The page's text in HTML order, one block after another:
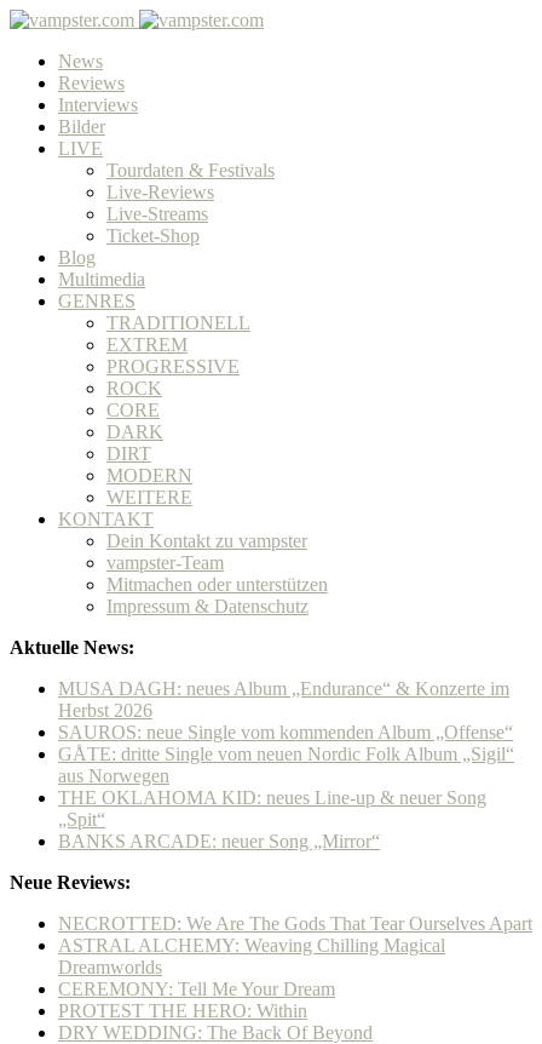
News
Reviews
Interviews
Bilder
LIVE
Tourdaten & Festivals
Live-Reviews
Live-Streams
Ticket-Shop
Blog
Multimedia
GENRES
TRADITIONELL
EXTREM
PROGRESSIVE
ROCK
CORE
DARK
DIRT
MODERN
WEITERE
KONTAKT
Dein Kontakt zu vampster
vampster-Team
Mitmachen oder unterstützen
Impressum & Datenschutz
Aktuelle News:
MUSA DAGH: neues Album „Endurance“ & Konzerte im
Herbst 2026
SAUROS: neue Single vom kommenden Album „Offense“
GÅTE: dritte Single vom neuen Nordic Folk Album „Sigil“
aus Norwegen
THE OKLAHOMA KID: neues Line-up & neuer Song
„Spit“
BANKS ARCADE: neuer Song „Mirror“
Neue Reviews:
NECROTTED: We Are The Gods That Tear Ourselves Apart
ASTRAL ALCHEMY: Weaving Chilling Magical
Dreamworlds
CEREMONY: Tell Me Your Dream
PROTEST THE HERO: Within
DRY WEDDING: The Back Of Beyond